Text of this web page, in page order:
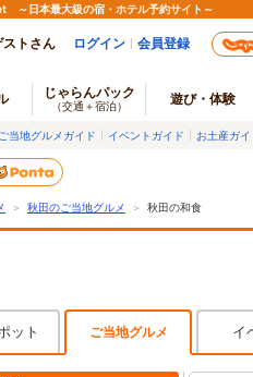
～日本最大級の宿・ホテル予約サイト～
ストさん ログイン 会員登録
じゃらんパック
（交通＋宿泊） 遊び・体験
ご当地グルメガイド イベントガイド お土産ガイ
＞ 秋田のご当地グルメ ＞ 秋田の和食
ット ご当地グルメ イ